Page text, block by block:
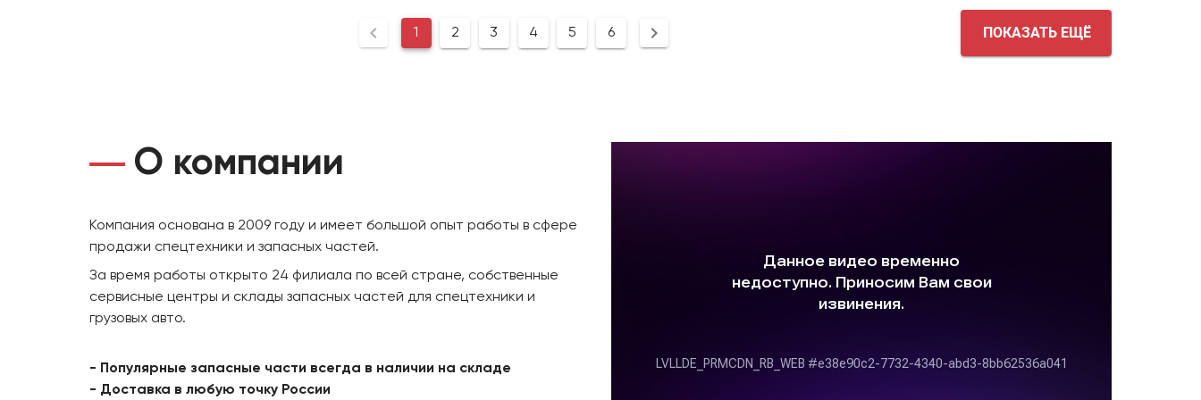
1 2 3 4 5 6 ПОКАЗАТЬ ЕЩЁ
О компании
Компания основана в 2009 году и имеет большой опыт работы в сфере
продажи спецтехники и запасных частей.
За время работы открыто 24 филиала по всей стране, собственные
сервисные центры и склады запасных частей для спецтехники и
грузовых авто.
- Популярные запасные части всегда в наличии на складе
- Доставка в любую точку России